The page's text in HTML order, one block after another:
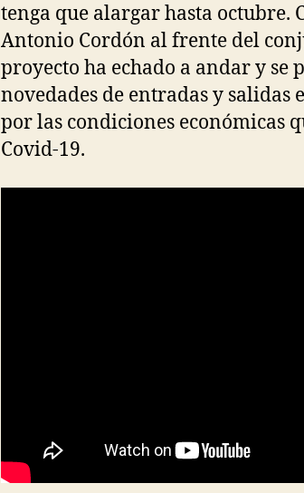
tenga que alargar hasta octubre.
Antonio Cordón al frente del
proyecto ha echado a andar y se
novedades de entradas y salidas
por las condiciones económicas
Covid-19.